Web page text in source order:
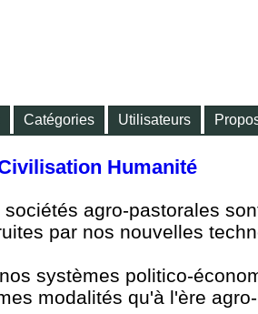
Catégories Utilisateurs
Humanité
sociétés agro-pastorales
par nos nouvelles
systèmes politico-
modalités qu'à l'ère